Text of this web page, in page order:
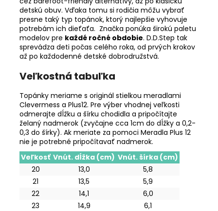
detskú obuv. Vďaka tomu si rodičia môžu vybrať
presne taký typ topánok, ktorý najlepšie vyhovuje
potrebám ich dieťaťa. Značka ponúka širokú paletu
modelov pre každé ročné obdobie. D.D.Step tak
sprevádza deti počas celého roka, od prvých krokov
až po každodenné detské dobrodružstvá.
Veľkostná tabuľka
Topánky meriame s originál stielkou meradlami
Clevermess a Plus12. Pre výber vhodnej veľkosti
odmerajte dĺžku a šírku chodidla a pripočítajte
želaný nadmerok (zvyčajne cca 1cm do dĺžky a 0,2-
0,3 do šírky). Ak meriate za pomoci Meradla Plus 12
nie je potrebné pripočítavať nadmerok.
Veľkosť Vnút. dĺžka (cm) Vnút. šírka (cm)
20
13,0
5,8
21
13,5
5,9
22
14,1
6,0
23
14,9
6,1